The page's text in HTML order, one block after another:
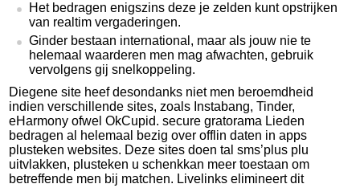
Het bedragen enigszins deze je zelden kunt opstrijken
van realtim vergaderingen.
Ginder bestaan international, maar als jouw nie te
helemaal waarderen men mag afwachten, gebruik
vervolgens gij snelkoppeling.
Diegene site heef desondanks niet men beroemdheid
indien verschillende sites, zoals Instabang, Tinder,
eHarmony ofwel OkCupid.secure gratorama Lieden
bedragen al helemaal bezig over offlin daten in apps
plusteken websites. Deze sites doen tal sms’plus plu
uitvlakken, plusteken u schenkkan meer toestaan om
betreffende men bij matchen. Livelinks elimineert dit